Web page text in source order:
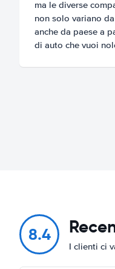
ma le diverse
non solo variano
anche da paese a
di auto che vuoi
8.4
I clienti ci